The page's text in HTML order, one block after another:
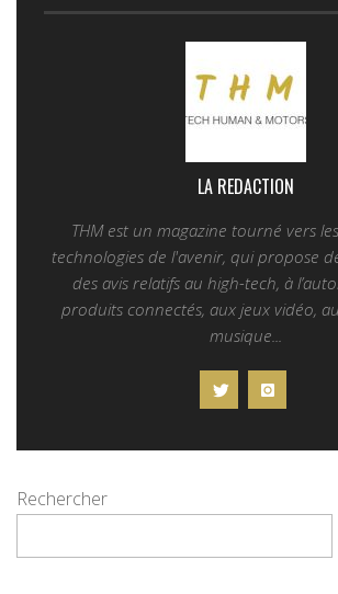
LA REDACTION
THM est un magazine tourné vers
technologies de l'avenir, qui propose
des avis relatifs au high-tech, à
produits connectés, aux jeux vidéo,
musique...
Rechercher